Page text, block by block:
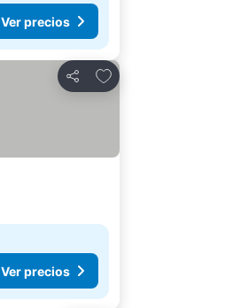
Ver precios
Compartir
Agregar a favoritos
Ver precios